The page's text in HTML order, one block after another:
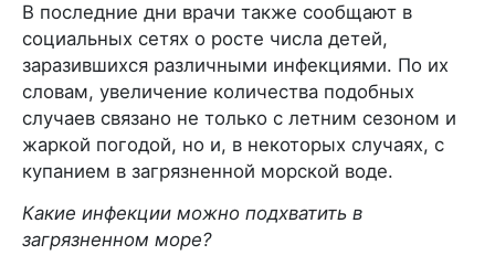
В последние дни врачи также сообщают в
социальных сетях о росте числа детей,
заразившихся различными инфекциями. По их
словам, увеличение количества подобных
случаев связано не только с летним сезоном и
жаркой погодой, но и, в некоторых случаях, с
купанием в загрязненной морской воде.
Какие инфекции можно подхватить в
загрязненном море?